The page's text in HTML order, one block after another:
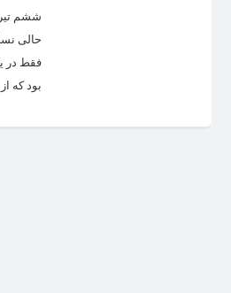
ششم
حالی
بود که از سال ۱۳۲۹ فعالیتش را در زمینه‌ دوبله آغاز کرد و برای اولین‌بار در